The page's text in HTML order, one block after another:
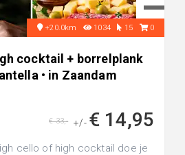
+20.0km 1034 15 0
cocktail + borrelplank
• in Zaandam
+/- € 14,95
€ 33,-
cello of high cocktail doe je